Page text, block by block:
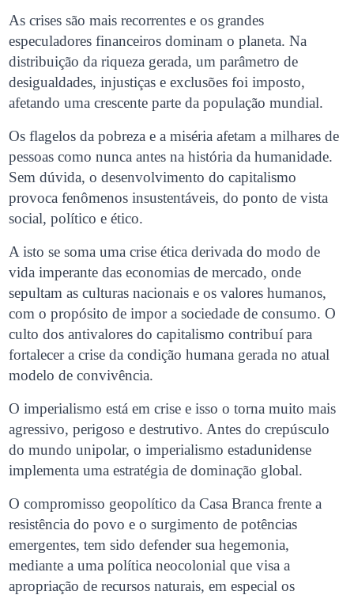
As crises são mais recorrentes e os grandes
especuladores financeiros dominam o planeta. Na
distribuição da riqueza gerada, um parâmetro de
desigualdades, injustiças e exclusões foi imposto,
afetando uma crescente parte da população mundial.
Os flagelos da pobreza e a miséria afetam a milhares de
pessoas como nunca antes na história da humanidade.
Sem dúvida, o desenvolvimento do capitalismo
provoca fenômenos insustentáveis, do ponto de vista
social, político e ético.
A isto se soma uma crise ética derivada do modo de
vida imperante das economias de mercado, onde
sepultam as culturas nacionais e os valores humanos,
com o propósito de impor a sociedade de consumo. O
culto dos antivalores do capitalismo contribuí para
fortalecer a crise da condição humana gerada no atual
modelo de convivência.
O imperialismo está em crise e isso o torna muito mais
agressivo, perigoso e destrutivo. Antes do crepúsculo
do mundo unipolar,o imperialismo estadunidense
implementa uma estratégia de dominação global.
O compromisso geopolítico da Casa Branca frente a
resistência do povo e o surgimento de potências
emergentes, tem sido defender sua hegemonia,
mediante a uma política neocolonial que visa a
apropriação de recursos naturais, em especial os